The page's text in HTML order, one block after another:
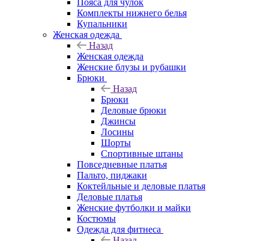
Пояса для чулок
Комплекты нижнего белья
Купальники
Женская одежда
Назад
Женская одежда
Женские блузы и рубашки
Брюки
Назад
Брюки
Деловые брюки
Джинсы
Лосины
Шорты
Спортивные штаны
Повседневные платья
Пальто, пиджаки
Коктейльные и деловые платья
Деловые платья
Женские футболки и майки
Костюмы
Одежда для фитнеса